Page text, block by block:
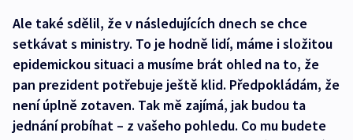
Ale také sdělil, že v následujících dnech se chce
setkávat s ministry. To je hodně lidí, máme i složitou
epidemickou situaci a musíme brát ohled na to, že
pan prezident potřebuje ještě klid. Předpokládám, že
není úplně zotaven. Tak mě zajímá, jak budou ta
jednání probíhat – z vašeho pohledu. Co mu budete